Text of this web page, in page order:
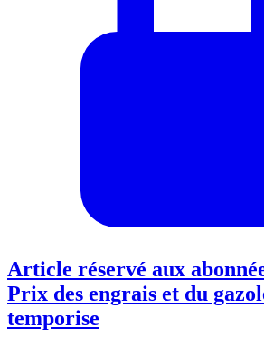
Article réservé aux
Prix des engrais et du
temporise